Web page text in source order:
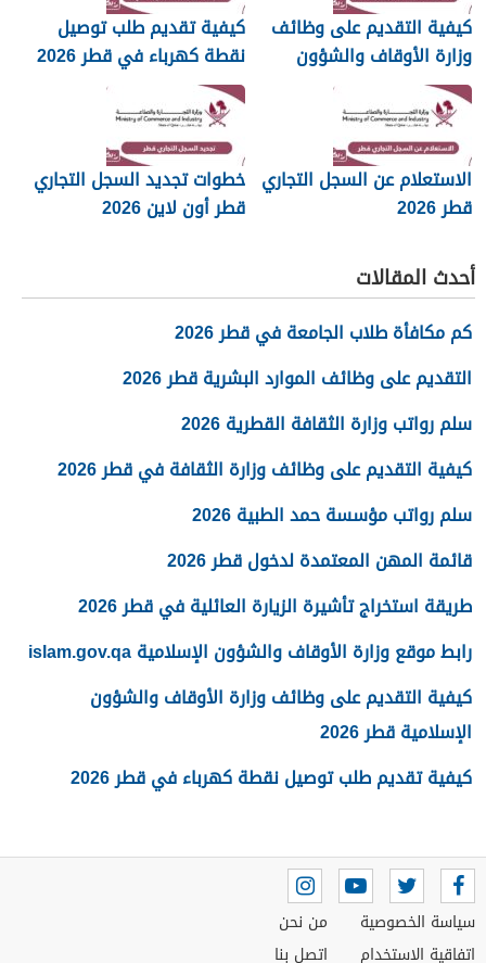
كيفية التقديم على وظائف
وزارة الأوقاف والشؤون
الإسلامية قطر 2026
كيفية تقديم طلب توصيل
نقطة كهرباء في قطر 2026
الاستعلام عن السجل التجاري
قطر 2026
خطوات تجديد السجل التجاري
قطر أون لاين 2026
أحدث المقالات
كم مكافأة طلاب الجامعة في قطر 2026
التقديم على وظائف الموارد البشرية قطر 2026
سلم رواتب وزارة الثقافة القطرية 2026
كيفية التقديم على وظائف وزارة الثقافة في قطر 2026
سلم رواتب مؤسسة حمد الطبية 2026
قائمة المهن المعتمدة لدخول قطر 2026
طريقة استخراج تأشيرة الزيارة العائلية في قطر 2026
رابط موقع وزارة الأوقاف والشؤون الإسلامية islam.gov.qa
كيفية التقديم على وظائف وزارة الأوقاف والشؤون
الإسلامية قطر 2026
كيفية تقديم طلب توصيل نقطة كهرباء في قطر 2026
سياسة الخصوصية
اتفاقية الاستخدام
من نحن
اتصل بنا